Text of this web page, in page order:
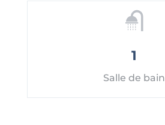
1
Salle de bain